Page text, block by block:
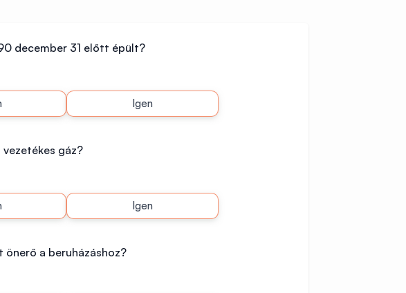
december 31 előtt épült?
Igen
gáz?
Igen
önerő a beruházáshoz?